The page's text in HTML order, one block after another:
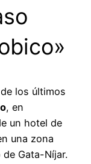
los últimos
, en
un hotel de
una zona
Gata-Níjar.